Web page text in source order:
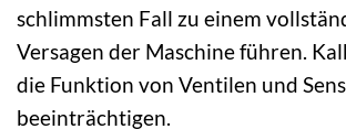
schlimmsten Fall zu einem
Versagen der Maschine führen.
die Funktion von Ventilen und
beeinträchtigen.